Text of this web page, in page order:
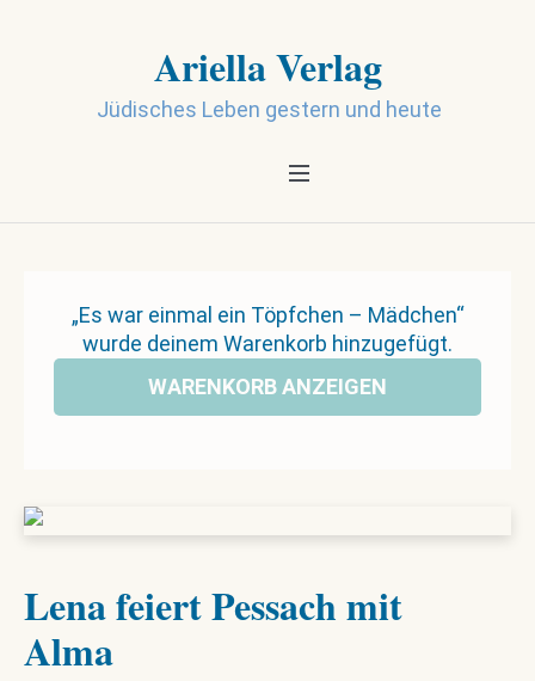
Ariella Verlag
Jüdisches Leben gestern und heute
„Es war einmal ein Töpfchen – Mädchen“
wurde deinem Warenkorb hinzugefügt.
WARENKORB ANZEIGEN
Lena feiert Pessach mit
Alma